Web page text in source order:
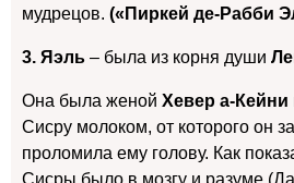
мудрецов. («Пиркей де-Рабби
3. Яэль – была из корня души
Она была женой Хевер а-Кейни
Сисру молоком, от которого он
проломила ему голову. Как